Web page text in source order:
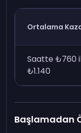
Ortalama
Saatte ₺760
₺1.140
Başlamadan